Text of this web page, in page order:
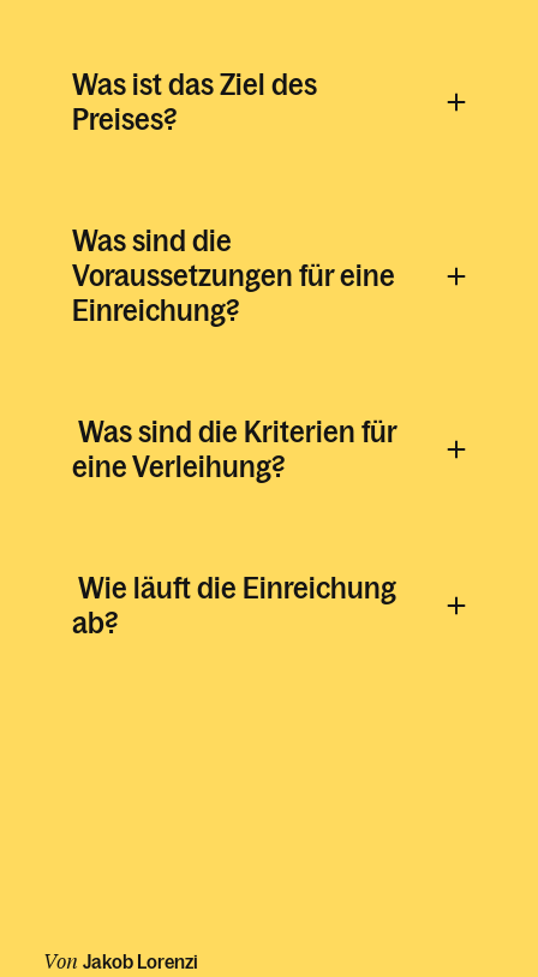
Was ist das Ziel des
Preises?
Was sind die
Voraussetzungen für eine
Einreichung?
Was sind die Kriterien für
eine Verleihung?
Wie läuft die Einreichung
ab?
Von Jakob Lorenzi